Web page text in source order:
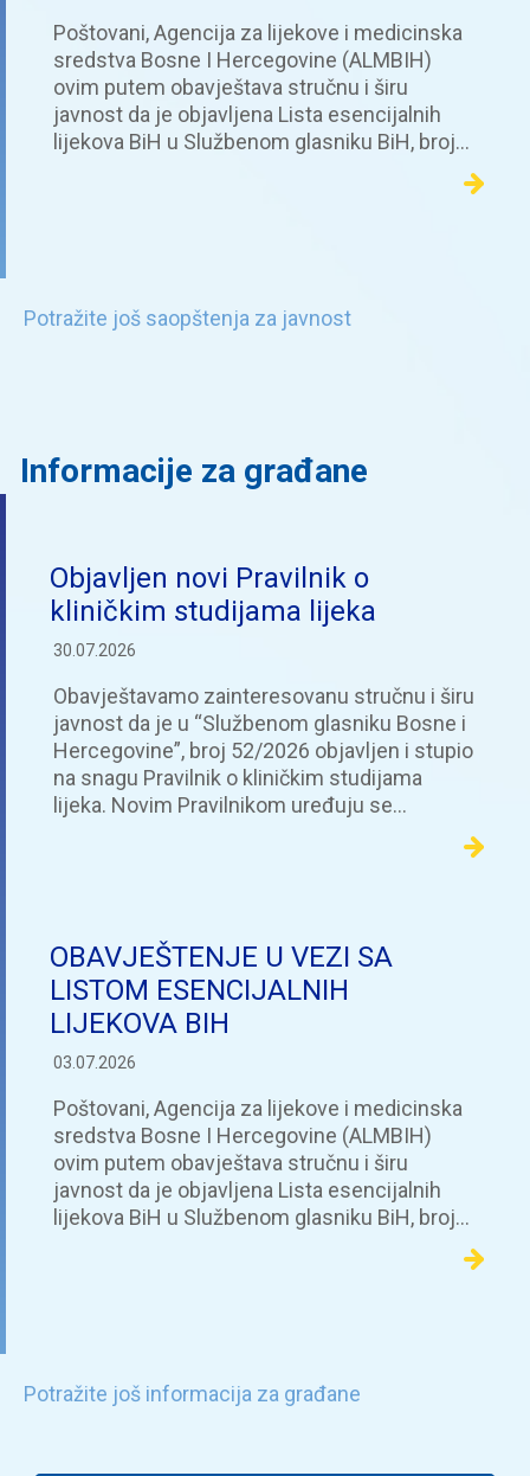
Poštovani, Agencija za lijekove i medicinska
sredstva Bosne I Hercegovine (ALMBIH)
ovim putem obavještava stručnu i širu
javnost da je objavljena Lista esencijalnih
lijekova BiH u Službenom glasniku BiH, broj…
Potražite još saopštenja za javnost
Informacije za građane
Objavljen novi Pravilnik o
kliničkim studijama lijeka
30.07.2026
Obavještavamo zainteresovanu stručnu i širu
javnost da je u “Službenom glasniku Bosne i
Hercegovine”, broj 52/2026 objavljen i stupio
na snagu Pravilnik o kliničkim studijama
lijeka. Novim Pravilnikom uređuju se…
OBAVJEŠTENJE U VEZI SA
LISTOM ESENCIJALNIH
LIJEKOVA BIH
03.07.2026
Poštovani, Agencija za lijekove i medicinska
sredstva Bosne I Hercegovine (ALMBIH)
ovim putem obavještava stručnu i širu
javnost da je objavljena Lista esencijalnih
lijekova BiH u Službenom glasniku BiH, broj…
Potražite još informacija za građane